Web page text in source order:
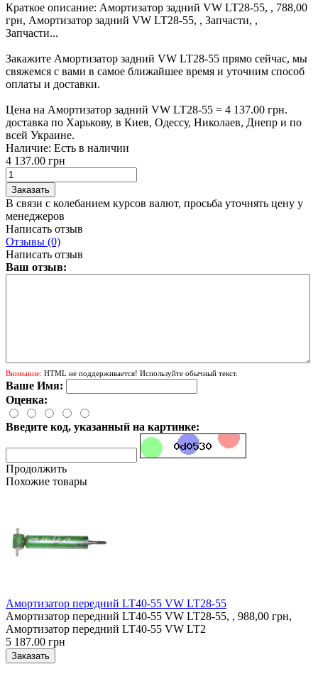
Краткое описание: Амортизатор задний VW LT28-55, , 788,00
грн, Амортизатор задний VW LT28-55, , Запчасти, ,
Запчасти...
Закажите Амортизатор задний VW LT28-55 прямо сейчас, мы
свяжемся с вами в самое ближайшее время и уточним способ
оплаты и доставки.
Цена на Амортизатор задний VW LT28-55 = 4 137.00 грн.
доставка по Харькову, в Киев, Одессу, Николаев, Днепр и по
всей Украине.
Наличие: Есть в наличии
4 137.00 грн
В связи с колебанием курсов валют, просьба уточнять цену у
менеджеров
Написать отзыв
Отзывы (0)
Написать отзыв
Ваш отзыв:
Внимание: HTML не поддерживается! Используйте обычный текст.
Ваше Имя:
Оценка:
Введите код, указанный на картинке:
Продолжить
Похожие товары
Амортизатор передний LT40-55 VW LT28-55
Амортизатор передний LT40-55 VW LT28-55, , 988,00 грн,
Амортизатор передний LT40-55 VW LT2
5 187.00 грн